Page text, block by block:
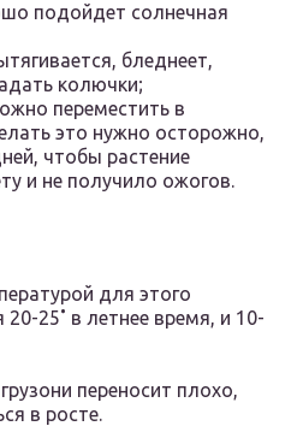
подойдет солнечная
бледнеет,
колючки;
переместить в
это нужно осторожно,
чтобы растение
и не получило ожогов.
для этого
20-25˚ в летнее время, и 10-
переносит плохо,
в росте.